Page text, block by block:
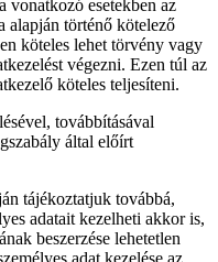
vonatkozó esetekben az
alapján történő kötelező
köteles lehet törvény vagy
végezni. Ezen túl az
köteles teljesíteni.
továbbításával
által előírt
tájékoztatjuk továbbá,
adatait kezelheti akkor is,
beszerzése lehetetlen